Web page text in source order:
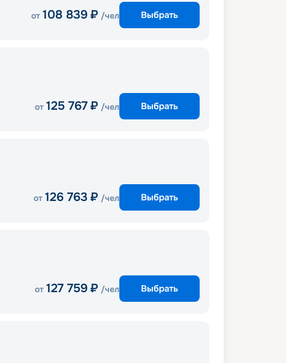
от 108 839 ₽ /чел Выбрать
от 125 767 ₽ /чел Выбрать
от 126 763 ₽ /чел Выбрать
от 127 759 ₽ /чел Выбрать